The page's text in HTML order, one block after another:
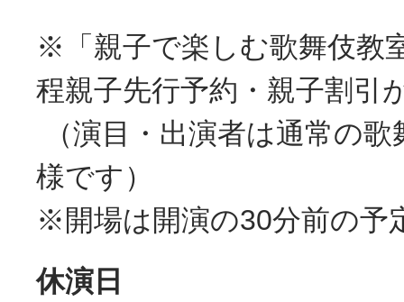
※「親子で楽しむ歌舞伎教
程親子先行予約・親子割引
（演目・出演者は通常の
様です）
※開場は開演の30分前の予
休演日